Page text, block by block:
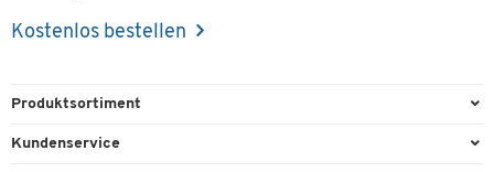
Kostenlos bestellen
Produktsortiment
Büroausstattung
Kundenservice